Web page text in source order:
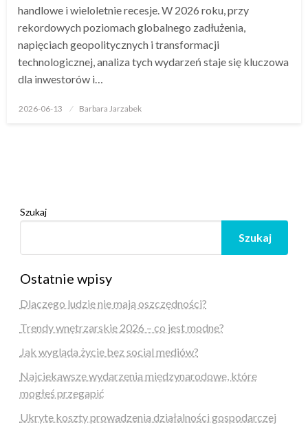
handlowe i wieloletnie recesje. W 2026 roku, przy
rekordowych poziomach globalnego zadłużenia,
napięciach geopolitycznych i transformacji
technologicznej, analiza tych wydarzeń staje się kluczowa
dla inwestorów i…
Opublikowane
2026-06-13 Barbara Jarzabek
Szukaj
Szukaj
Ostatnie wpisy
Dlaczego ludzie nie mają oszczędności?
Trendy wnętrzarskie 2026 – co jest modne?
Jak wygląda życie bez social mediów?
Najciekawsze wydarzenia międzynarodowe, które
mogłeś przegapić
Ukryte koszty prowadzenia działalności gospodarczej